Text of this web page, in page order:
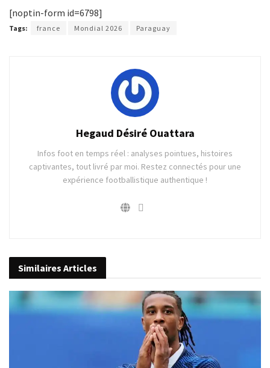
[noptin-form id=6798]
Tags: france Mondial 2026 Paraguay
Hegaud Désiré Ouattara
Infos foot en temps réel : analyses pointues, histoires
captivantes, tout livré par moi. Restez connectés pour une
expérience footballistique authentique !
Similaires Articles